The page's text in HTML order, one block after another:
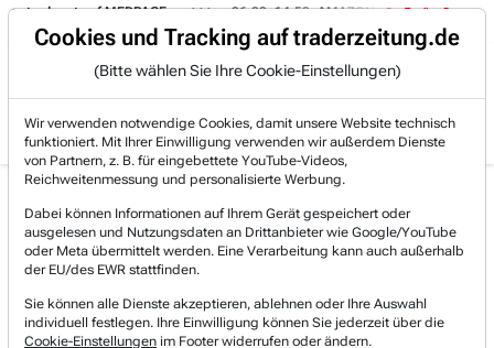
Trading-Room
auf MEDPACE. 06.08. 14:58 AMAZON (i) hat zwei Tage konsolidiert.
Berkshire Hathaway Aktie
News & Nachrichten
[WKN: A0YJQ2 | Symbol: BRK/B]
Realtimekurs
-0,52 %
521,86 $
Vorbörsliche Indikationen
Cookies und Tracking auf traderzeitung.de
(Bitte wählen Sie Ihre Cookie-Einstellungen)
Wir verwenden notwendige Cookies, damit unsere Website technisch
funktioniert. Mit Ihrer Einwilligung verwenden wir außerdem Dienste
von Partnern, z. B. für eingebettete YouTube-Videos,
Reichweitenmessung und personalisierte Werbung.
Dabei können Informationen auf Ihrem Gerät gespeichert oder
ausgelesen und Nutzungsdaten an Drittanbieter wie Google/YouTube
oder Meta übermittelt werden. Eine Verarbeitung kann auch außerhalb
der EU/des EWR stattfinden.
Sie können alle Dienste akzeptieren, ablehnen oder Ihre Auswahl
individuell festlegen. Ihre Einwilligung können Sie jederzeit über die
Cookie-Einstellungen im Footer widerrufen oder ändern.